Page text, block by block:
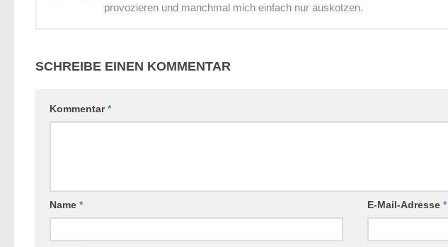
provozieren und manchmal mich einfach nur auskotzen.
SCHREIBE EINEN KOMMENTAR
Kommentar*
Name * E-Mail-Adresse*